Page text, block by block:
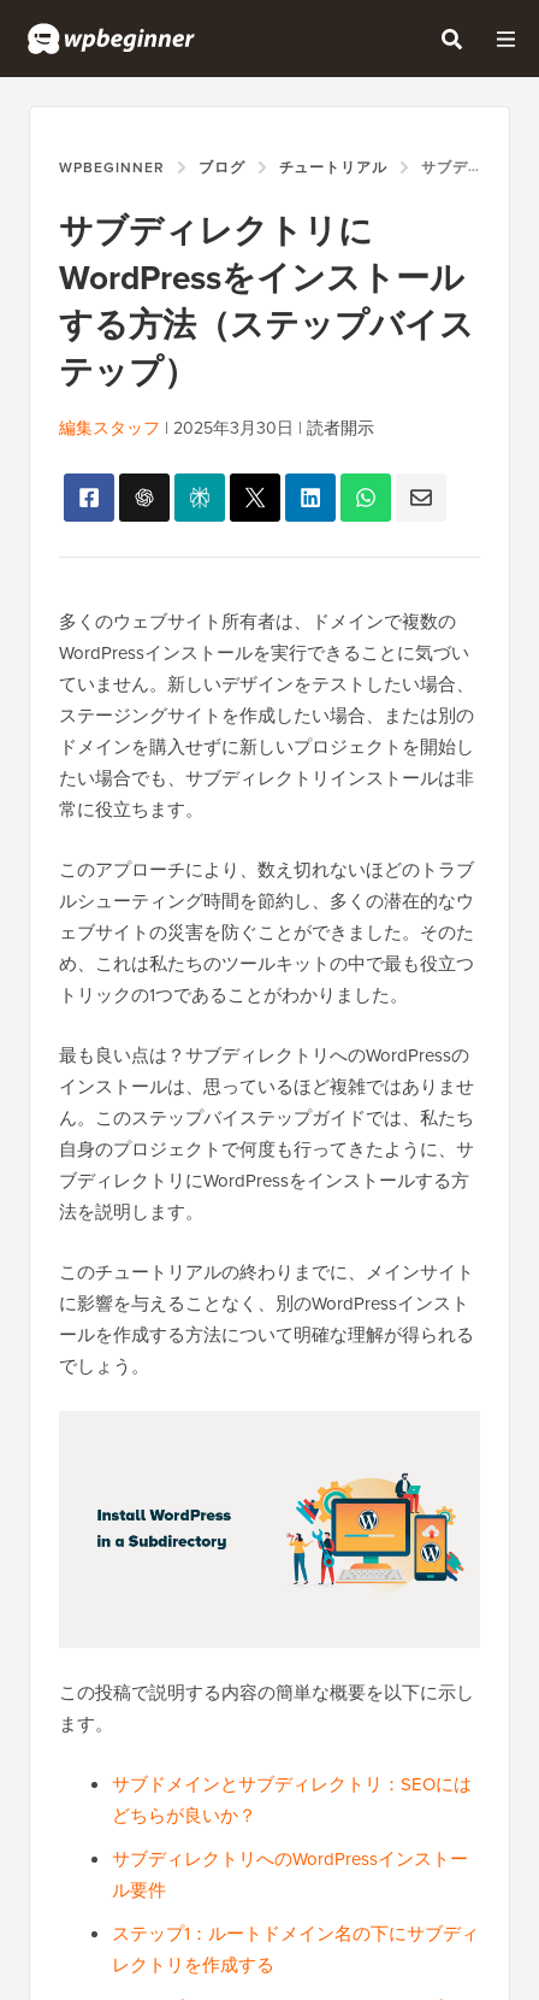
WPBEGINNER ブログ チュートリアル サブディレクトリにWORDPRESSをインストールする方法（ステップバイステップ）
サブディレクトリに
WordPressをインストール
する方法（ステップバイス
テップ）
編集スタッフ | 2025年3月30日 | 読者開示
多くのウェブサイト所有者は、ドメインで複数の
WordPressインストールを実行できることに気づい
ていません。新しいデザインをテストしたい場合、
ステージングサイトを作成したい場合、または別の
ドメインを購入せずに新しいプロジェクトを開始し
たい場合でも、サブディレクトリインストールは非
常に役立ちます。
このアプローチにより、数え切れないほどのトラブ
ルシューティング時間を節約し、多くの潜在的なウ
ェブサイトの災害を防ぐことができました。そのた
め、これは私たちのツールキットの中で最も役立つ
トリックの1つであることがわかりました。
最も良い点は？サブディレクトリへのWordPressの
インストールは、思っているほど複雑ではありませ
ん。このステップバイステップガイドでは、私たち
自身のプロジェクトで何度も行ってきたように、サ
ブディレクトリにWordPressをインストールする方
法を説明します。
このチュートリアルの終わりまでに、メインサイト
に影響を与えることなく、別のWordPressインスト
ールを作成する方法について明確な理解が得られる
でしょう。
この投稿で説明する内容の簡単な概要を以下に示し
ます。
サブドメインとサブディレクトリ：SEOには
どちらが良いか？
サブディレクトリへのWordPressインストー
ル要件
ステップ1：ルートドメイン名の下にサブディ
レクトリを作成する